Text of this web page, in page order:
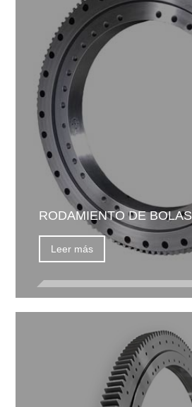
RODAMIENTO DE BOLAS
Leer más